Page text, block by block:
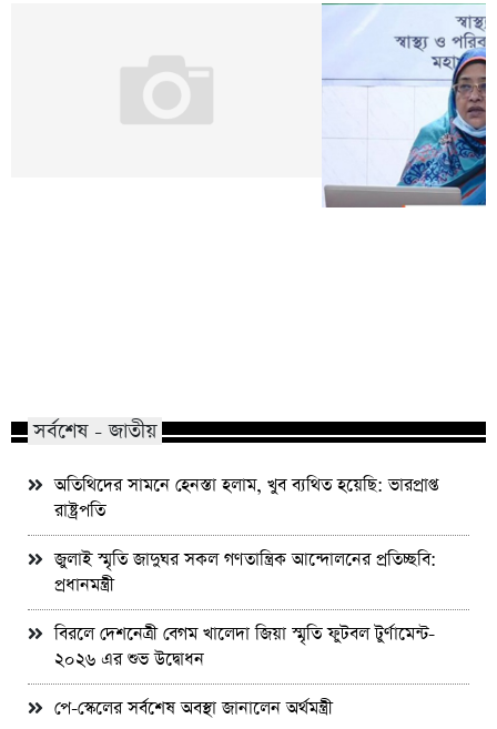
সর্বশেষ - জাতীয়
অতিথিদের সামনে হেনস্তা হলাম, খুব ব্যথিত হয়েছি: ভারপ্রাপ্ত
রাষ্ট্রপতি
জুলাই স্মৃতি জাদুঘর সকল গণতান্ত্রিক আন্দোলনের প্রতিচ্ছবি:
প্রধানমন্ত্রী
বিরলে দেশনেত্রী বেগম খালেদা জিয়া স্মৃতি ফুটবল টুর্ণামেন্ট-
২০২৬ এর শুভ উদ্বোধন
পে-স্কেলের সর্বশেষ অবস্থা জানালেন অর্থমন্ত্রী